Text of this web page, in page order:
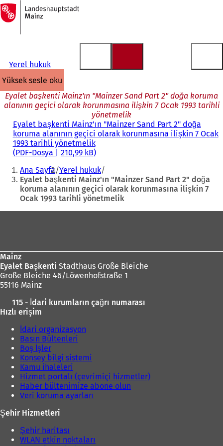
İçeriğe atla
Ana
sayfaya
Yerel hukuk
yüksek sesle oku
Eyalet başkenti Mainz'ın "Mainzer Sand Part 2" doğa koruma
alanının geçici olarak korunmasına ilişkin 7 Ocak 1993 tarihli
yönetmelik
Eyalet başkenti Mainz'ın "Mainzer Sand Part 2" doğa
koruma alanının geçici olarak korunmasına ilişkin 7 Ocak
1993 tarihli yönetmelik
PDF-Dosya 210,99 kB
Buradasınız:
Ana Sayfa Yerel hukuk
Eyalet başkenti Mainz'ın "Mainzer Sand Part 2" doğa
koruma alanının geçici olarak korunmasına ilişkin 7
Ocak 1993 tarihli yönetmelik
Mainz
Eyalet Başkenti Stadthaus Große Bleiche
Große Bleiche 46/Löwenhofstraße 1
55116 Mainz
115 - İdari kurumların çağrı numarası
Hızlı erişim
İdari organizasyon
Basın Bültenleri
Boş İşler
Konsey bilgi sistemi
Kamu ihaleleri
Hizmet portalı (çevrimiçi hizmetler)
Haber bültenimize abone olun
Veri koruma ayarları
Şehir Hizmetleri
Şehir haritası
WLAN etkin noktaları